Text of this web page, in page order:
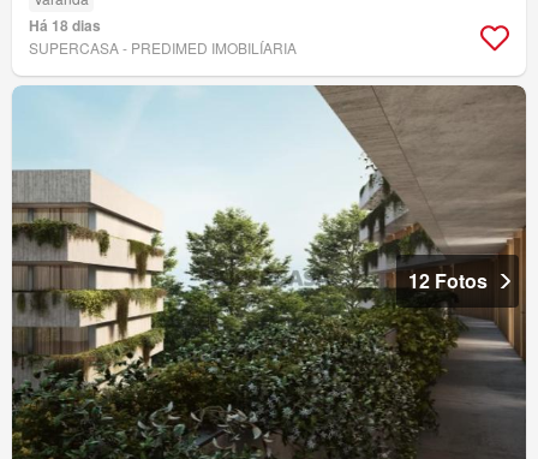
Há 18 dias
SUPERCASA - PREDIMED IMOBILÍARIA
12 Fotos